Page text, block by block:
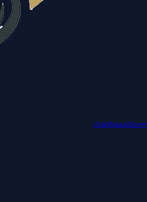
manhua.edu.vn